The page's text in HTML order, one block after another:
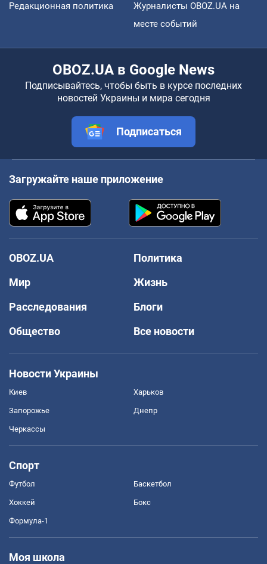
Редакционная политика
Журналисты OBOZ.UA на
месте событий
OBOZ.UA в Google News
Подписывайтесь, чтобы быть в курсе последних
новостей Украины и мира сегодня
Подписаться
Загружайте наше приложение
OBOZ.UA
Политика
Мир
Жизнь
Расследования
Блоги
Общество
Все новости
Новости Украины
Киев Харьков
Запорожье Днепр
Черкассы
Спорт
Футбол Баскетбол
Хоккей Бокс
Формула-1
Моя школа